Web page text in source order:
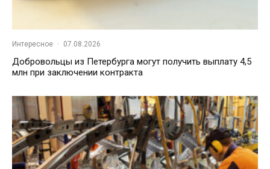
Интересное · 07.08.2026
Добровольцы из Петербурга могут получить выплату 4,5
млн при заключении контракта